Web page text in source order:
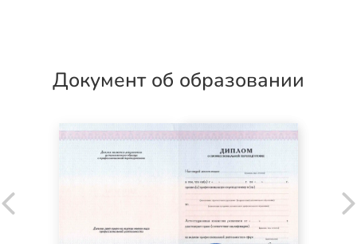
Документ об образовании